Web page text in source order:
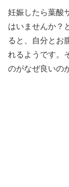
妊娠したら葉酸
はいませんか？
ると、自分とお
れるようです。
のがなぜ良いの